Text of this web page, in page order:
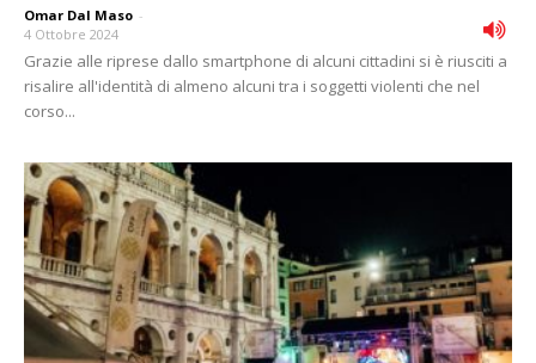
Omar Dal Maso -
4 Ottobre 2024
Grazie alle riprese dallo smartphone di alcuni cittadini si è riusciti a
risalire all'identità di almeno alcuni tra i soggetti violenti che nel
corso...